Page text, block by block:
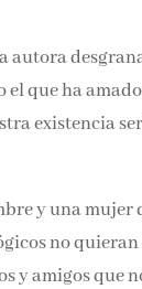
el que ha
existencia
y una mujer
no
y amigos que